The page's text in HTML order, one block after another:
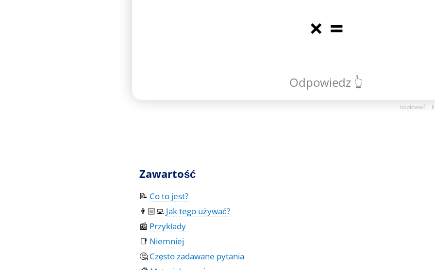
× =
Odpowiedz 👆
kopiować:
Zawartość
📝 Co to jest?
👨🏻‍💻 Jak tego używać?
📰 Przykłady
📑 Niemniej
🤔 Często zadawane pytania